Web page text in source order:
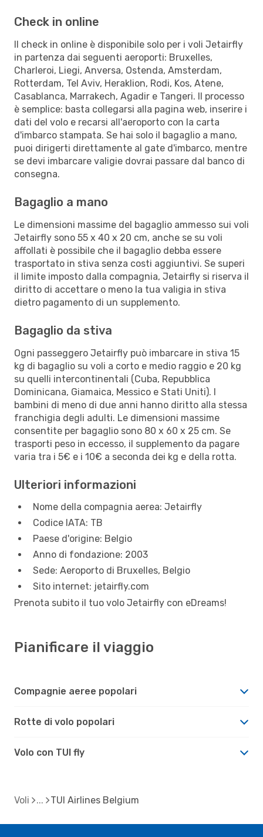
Check in online
Il check in online è disponibile solo per i voli Jetairfly
in partenza dai seguenti aeroporti: Bruxelles,
Charleroi, Liegi, Anversa, Ostenda, Amsterdam,
Rotterdam, Tel Aviv, Heraklion, Rodi, Kos, Atene,
Casablanca, Marrakech, Agadir e Tangeri. Il processo
è semplice: basta collegarsi alla pagina web, inserire i
dati del volo e recarsi all'aeroporto con la carta
d'imbarco stampata. Se hai solo il bagaglio a mano,
puoi dirigerti direttamente al gate d'imbarco, mentre
se devi imbarcare valigie dovrai passare dal banco di
consegna.
Bagaglio a mano
Le dimensioni massime del bagaglio ammesso sui voli
Jetairfly sono 55 x 40 x 20 cm, anche se su voli
affollati è possibile che il bagaglio debba essere
trasportato in stiva senza costi aggiuntivi. Se superi
il limite imposto dalla compagnia, Jetairfly si riserva il
diritto di accettare o meno la tua valigia in stiva
dietro pagamento di un supplemento.
Bagaglio da stiva
Ogni passeggero Jetairfly può imbarcare in stiva 15
kg di bagaglio su voli a corto e medio raggio e 20 kg
su quelli intercontinentali (Cuba, Repubblica
Dominicana, Giamaica, Messico e Stati Uniti). I
bambini di meno di due anni hanno diritto alla stessa
franchigia degli adulti. Le dimensioni massime
consentite per bagaglio sono 80 x 60 x 25 cm. Se
trasporti peso in eccesso, il supplemento da pagare
varia tra i 5€ e i 10€ a seconda dei kg e della rotta.
Ulteriori informazioni
Nome della compagnia aerea: Jetairfly
Codice IATA: TB
Paese d'origine: Belgio
Anno di fondazione: 2003
Sede: Aeroporto di Bruxelles, Belgio
Sito internet: jetairfly.com
Prenota subito il tuo volo Jetairfly con eDreams!
Pianificare il viaggio
Compagnie aeree popolari
Rotte di volo popolari
Volo con TUI fly
Voli TUI Airlines Belgium